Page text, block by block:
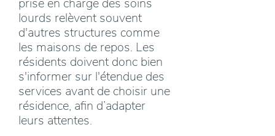
prise en charge des soins
lourds relèvent souvent
d'autres structures comme
les maisons de repos. Les
résidents doivent donc bien
s'informer sur l'étendue des
services avant de choisir une
résidence, afin d’adapter
leurs attentes.